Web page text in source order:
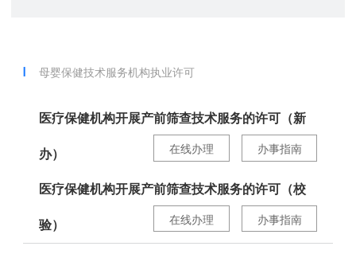
母婴保健技术服务机构执业许可
医疗保健机构开展产前筛查技术服务的许可（新
办） 办事指南
在线办理
医疗保健机构开展产前筛查技术服务的许可（校
验） 办事指南
在线办理